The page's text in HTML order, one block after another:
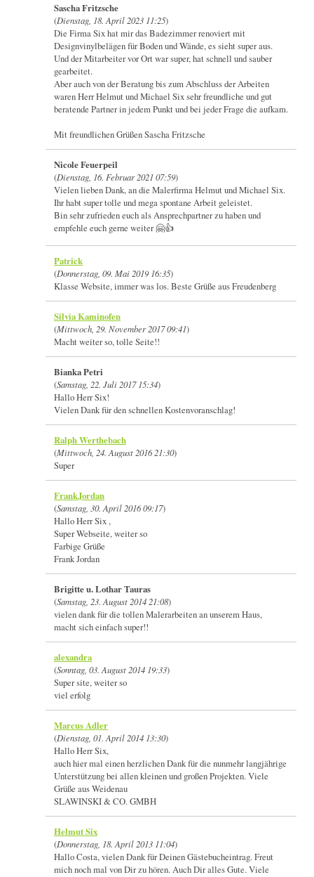
Sascha Fritzsche
(Dienstag, 18. April 2023 11:25)
Die Firma Six hat mir das Badezimmer renoviert mit
Designvinylbelägen für Boden und Wände, es sieht super aus.
Und der Mitarbeiter vor Ort war super, hat schnell und sauber
gearbeitet.
Aber auch von der Beratung bis zum Abschluss der Arbeiten
waren Herr Helmut und Michael Six sehr freundliche und gut
beratende Partner in jedem Punkt und bei jeder Frage die aufkam.
Mit freundlichen Grüßen Sascha Fritzsche
Nicole Feuerpeil
(Dienstag, 16. Februar 2021 07:59)
Vielen lieben Dank, an die Malerfirma Helmut und Michael Six.
Ihr habt super tolle und mega spontane Arbeit geleistet.
Bin sehr zufrieden euch als Ansprechpartner zu haben und
empfehle euch gerne weiter 🤗👍
Patrick
(Donnerstag, 09. Mai 2019 16:35)
Klasse Website, immer was los. Beste Grüße aus Freudenberg
Silvia Kaminofen
(Mittwoch, 29. November 2017 09:41)
Macht weiter so, tolle Seite!!
Bianka Petri
(Samstag, 22. Juli 2017 15:34)
Hallo Herr Six!
Vielen Dank für den schnellen Kostenvoranschlag!
Ralph Werthebach
(Mittwoch, 24. August 2016 21:30)
Super
FrankJordan
(Samstag, 30. April 2016 09:17)
Hallo Herr Six ,
Super Webseite, weiter so
Farbige Grüße
Frank Jordan
Brigitte u. Lothar Tauras
(Samstag, 23. August 2014 21:08)
vielen dank für die tollen Malerarbeiten an unserem Haus,
macht sich einfach super!!
alexandra
(Sonntag, 03. August 2014 19:33)
Super site, weiter so
viel erfolg
Marcus Adler
(Dienstag, 01. April 2014 13:30)
Hallo Herr Six,
auch hier mal einen herzlichen Dank für die nunmehr langjährige
Unterstützung bei allen kleinen und großen Projekten. Viele
Grüße aus Weidenau
SLAWINSKI & CO. GMBH
Helmut Six
(Donnerstag, 18. April 2013 11:04)
Hallo Costa, vielen Dank für Deinen Gästebucheintrag. Freut
mich noch mal von Dir zu hören. Auch Dir alles Gute. Viele